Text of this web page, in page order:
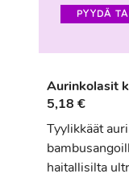
PYYDÄ
Aurinkolasit
5,18 €
Tyylikkäät
haitallisilta